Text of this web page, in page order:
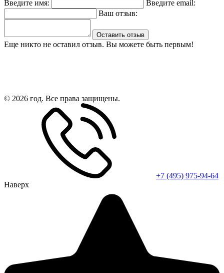
Введите имя:
Введите email:
Ваш отзыв:
Оставить отзыв
Еще никто не оставил отзыв. Вы можете быть первым!
© 2026 год. Все права защищены.
+7 (495) 975-94-64
Наверх